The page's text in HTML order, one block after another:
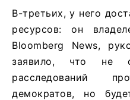
В-третьих, у него
ресурсов: он
Bloomberg News,
заявило, что не
расследований
демократов, но